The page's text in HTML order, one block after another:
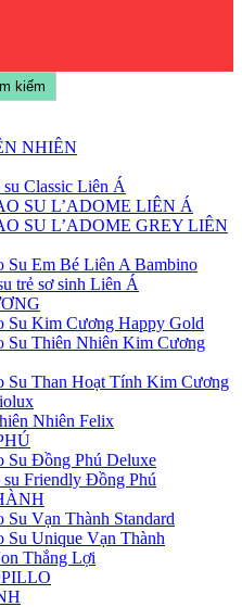
kiếm
NHIÊN
su Classic Liên Á
SU L’ADOME LIÊN Á
SU L’ADOME GREY LIÊN
Su Em Bé Liên A Bambino
trẻ sơ sinh Liên Á
Su Kim Cương Happy Gold
Su Thiên Nhiên Kim Cương
Su Than Hoạt Tính Kim Cương
Nhiên Felix
Su Đồng Phú Deluxe
su Friendly Đồng Phú
Su Vạn Thành Standard
Su Unique Vạn Thành
Thắng Lợi